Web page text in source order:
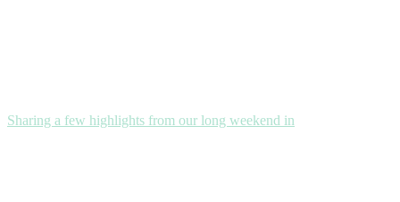
Sharing a few highlights from our long weekend in